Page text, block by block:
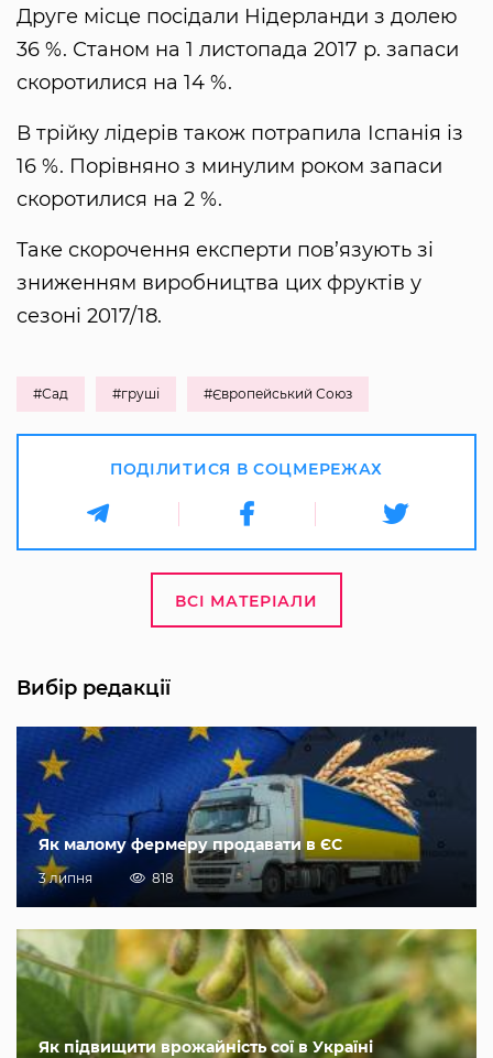
Друге місце посідали Нідерланди з долею
36 %. Станом на 1 листопада 2017 р. запаси
скоротилися на 14 %.
В трійку лідерів також потрапила Іспанія із
16 %. Порівняно з минулим роком запаси
скоротилися на 2 %.
Таке скорочення експерти пов’язують зі
зниженням виробництва цих фруктів у
сезоні 2017/18.
#Сад #груші #Європейський Союз
ПОДІЛИТИСЯ В СОЦМЕРЕЖАХ
ВСІ МАТЕРІАЛИ
Вибір редакції
Як малому фермеру продавати в ЄС
3 липня 818
Як підвищити врожайність сої в Україні